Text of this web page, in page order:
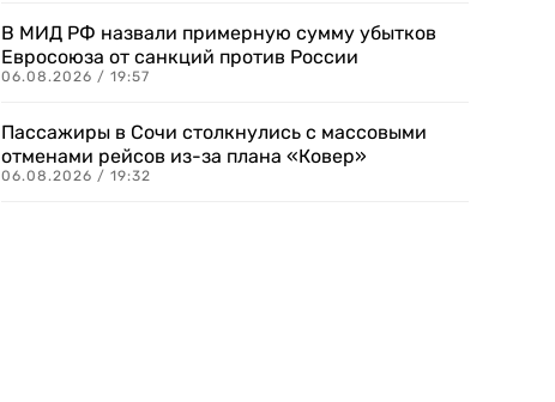
В МИД РФ назвали примерную сумму убытков
Евросоюза от санкций против России
06.08.2026 / 19:57
Пассажиры в Сочи столкнулись с массовыми
отменами рейсов из-за плана «Ковер»
06.08.2026 / 19:32